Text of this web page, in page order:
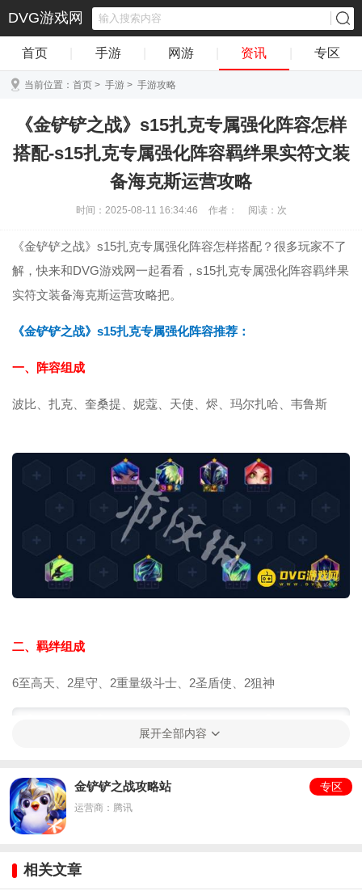
DVG游戏网
首页 手游 网游 资讯 专区
当前位置： 首页 > 手游 > 手游攻略
《金铲铲之战》s15扎克专属强化阵容怎样
搭配-s15扎克专属强化阵容羁绊果实符文装
备海克斯运营攻略
时间：2025-08-11 16:34:46 作者： 阅读： 次
《金铲铲之战》s15扎克专属强化阵容怎样搭配？很多玩家不了
解，快来和DVG游戏网一起看看，s15扎克专属强化阵容羁绊果
实符文装备海克斯运营攻略把。
《金铲铲之战》s15扎克专属强化阵容推荐：
一、阵容组成
波比、扎克、奎桑提、妮蔻、天使、烬、玛尔扎哈、韦鲁斯
二、羁绊组成
6至高天、2星守、2重量级斗士、2圣盾使、2狙神
三、强化果实
1、巨像：
2、最终形态：在5-2回合之后，如果该弈子在战斗开始时已经3
展开全部内容
金铲铲之战攻略站
运营商：腾讯
专区
相关文章